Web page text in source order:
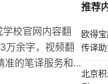
校官网内容翻
万余字，视频翻
准的笔译服务和
学翻译 针对深
推荐
欧得
传译
北京